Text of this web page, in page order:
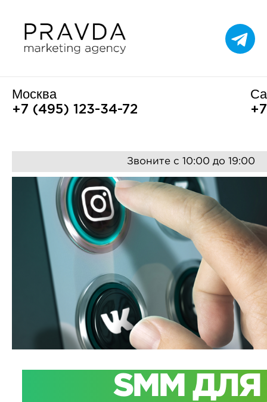
Москва
+7 (495) 123-34-72
Звоните с 10:00 до 19:00
SMM ДЛЯ